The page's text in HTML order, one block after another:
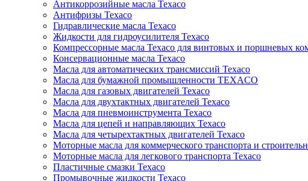
Антикоррозийные масла Texaco
Антифризы Texaco
Гидравлические масла Texaco
Жидкости для гидроусилителя Texaco
Компрессорные масла Texaco для винтовых и поршневых
Консервационные масла Texaco
Масла для автоматических трансмиссий Texaco
Масла для бумажной промышленности TEXACO
Масла для газовых двигателей Texaco
Масла для двухтактных двигателей Texaco
Масла для пневмоинструмента Texaco
Масла для цепей и направляющих Texaco
Масла для четырехтактных двигателей Texaco
Моторные масла для коммерческого транспорта и
Моторные масла для легкового транспорта Texaco
Пластичные смазки Texaco
Промывочные жидкости Texaco